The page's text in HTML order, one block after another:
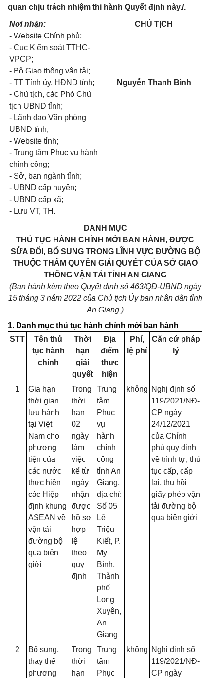
quan chịu trách nhiệm thi hành Quyết định này./.
Nơi nhận:
- Website Chính phủ;
- Cục Kiểm soát TTHC-
VPCP;
- Bộ Giao thông vận tải;
- TT Tỉnh ủy, HĐND tỉnh;
- Chủ tịch, các Phó Chủ
tịch UBND tỉnh;
- Lãnh đạo Văn phòng
UBND tỉnh;
- Website tỉnh;
- Trung tâm Phục vụ hành
chính công;
- Sở, ban ngành tỉnh;
- UBND cấp huyện;
- UBND cấp xã;
- Lưu VT, TH.
CHỦ TỊCH
Nguyễn Thanh Bình
DANH MỤC
THỦ TỤC HÀNH CHÍNH MỚI BAN HÀNH, ĐƯỢC
SỬA ĐỔI, BỔ SUNG TRONG LĨNH VỰC ĐƯỜNG BỘ
THUỘC THẨM QUYỀN GIẢI QUYẾT CỦA SỞ GIAO
THÔNG VẬN TẢI TỈNH AN GIANG
(Ban hành kèm theo Quyết định số 463/QĐ-UBND ngày
15 tháng 3 năm 2022 của Chủ tịch Ủy ban nhân dân tỉnh
An Giang )
1. Danh mục thủ tục hành chính mới ban hành
STT
Tên thủ
tục hành
chính
Thời
hạn
giải
quyết
Địa
điểm
thực
hiện
Phí,
lệ phí
Căn cứ pháp
lý
1
Gia hạn
thời gian
lưu hành
tại Việt
Nam cho
phương
tiện của
các nước
thực hiện
các Hiệp
định khung
ASEAN về
vận tải
đường bộ
qua biên
giới
Trong
thời
hạn
02
ngày
làm
việc
kể từ
ngày
nhận
được
hồ sơ
hợp
lệ
theo
quy
định
Trung
tâm
Phục
vụ
hành
chính
công
tỉnh An
Giang,
địa chỉ:
Số 05
Lê
Triệu
Kiết, P.
Mỹ
Bình,
Thành
phố
Long
Xuyên,
An
Giang
không Nghị định số
119/2021/NĐ-
CP ngày
24/12/2021
của Chính
phủ quy định
về trình tự, thủ
tục cấp, cấp
lại, thu hồi
giấy phép vận
tải đường bộ
qua biên giới
2
Bổ sung,
thay thế
phương
Trong
thời
hạn
Trung
tâm
Phục
không Nghị định số
119/2021/NĐ-
CP ngày